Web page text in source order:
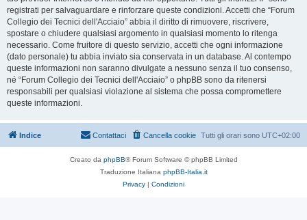
registrati per salvaguardare e rinforzare queste condizioni. Accetti che “Forum
Collegio dei Tecnici dell'Acciaio” abbia il diritto di rimuovere, riscrivere,
spostare o chiudere qualsiasi argomento in qualsiasi momento lo ritenga
necessario. Come fruitore di questo servizio, accetti che ogni informazione
(dato personale) tu abbia inviato sia conservata in un database. Al contempo
queste informazioni non saranno divulgate a nessuno senza il tuo consenso,
né “Forum Collegio dei Tecnici dell'Acciaio” o phpBB sono da ritenersi
responsabili per qualsiasi violazione al sistema che possa compromettere
queste informazioni.
Indice Tutti gli orari sono UTC+02:00
Cancella cookie
Contattaci
Creato da phpBB® Forum Software © phpBB Limited
Traduzione Italiana phpBB-Italia.it
Privacy | Condizioni